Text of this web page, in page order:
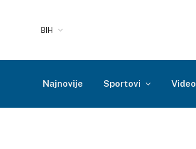
BIH
Najnovije Sportovi Video